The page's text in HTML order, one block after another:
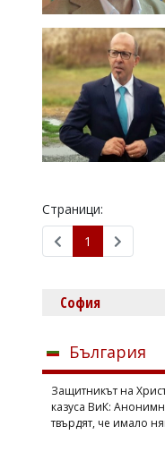
Страници:
1
София
България
Защитникът на
казуса ВиК:
твърдят, че имало